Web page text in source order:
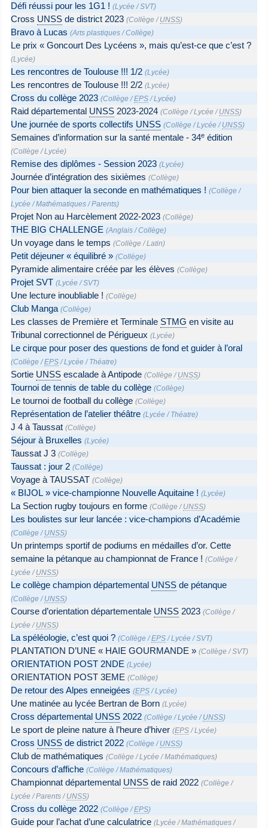
Défi réussi pour les 1G1 ! (Lycée /SVT)
Cross UNSS de district 2023 (Collège / UNSS)
Bravo à Lucas (Arts plastiques /Collège)
Le prix « Goncourt Des Lycéens », mais qu’est-ce que c’est ?
(Lycée)
Les rencontres de Toulouse !!! 1/2 (Lycée)
Les rencontres de Toulouse !!! 2/2 (Lycée)
Cross du collège 2023 (Collège /EPS /Lycée)
Raid départemental UNSS 2023-2024 (Collège /Lycée / UNSS)
Une journée de sports collectifs UNSS (Collège /Lycée / UNSS)
Semaines d’information sur la santé mentale - 34e édition
(Collège /Lycée)
Remise des diplômes - Session 2023 (Lycée)
Journée d’intégration des sixièmes (Collège)
Pour bien attaquer la seconde en mathématiques ! (Collège /
Lycée /Mathématiques /Parents)
Projet Non au Harcèlement 2022-2023 (Collège)
THE BIG CHALLENGE (Anglais /Collège)
Un voyage dans le temps (Collège /Latin)
Petit déjeuner « équilibré » (Collège)
Pyramide alimentaire créée par les élèves (Collège)
Projet SVT (Lycée /SVT)
Une lecture inoubliable ! (Collège)
Club Manga (Collège)
Les classes de Première et Terminale STMG en visite au
Tribunal correctionnel de Périgueux (Lycée)
Le cirque pour poser des questions de fond et guider à l’oral
(Collège /EPS /Lycée / Théatre)
Sortie UNSS escalade à Antipode (Collège / UNSS)
Tournoi de tennis de table du collège (Collège)
Le tournoi de football du collège (Collège)
Représentation de l’atelier théâtre (Lycée / Théatre)
J 4 à Taussat (Collège)
Séjour à Bruxelles (Lycée)
Taussat J 3 (Collège)
Taussat : jour 2 (Collège)
Voyage à TAUSSAT (Collège)
« BIJOL » vice-championne Nouvelle Aquitaine ! (Lycée)
La Section rugby toujours en forme (Collège / UNSS)
Les boulistes sur leur lancée : vice-champions d’Académie
(Collège / UNSS)
Un printemps sportif de podiums en médailles d’or. Cette
semaine la pétanque au championnat de France ! (Collège /
Lycée / UNSS)
Le collège champion départemental UNSS de pétanque
(Collège / UNSS)
Course d’orientation départementale UNSS 2023 (Collège /
Lycée / UNSS)
La spéléologie, c’est quoi ? (Collège /EPS /Lycée /SVT)
PLANTATION D’UNE « HAIE GOURMANDE » (Collège /SVT)
ORIENTATION POST 2NDE (Lycée)
ORIENTATION POST 3EME (Collège)
De retour des Alpes enneigées (EPS /Lycée)
Une matinée au lycée Bertran de Born (Lycée)
Cross départemental UNSS 2022 (Collège /Lycée / UNSS)
Le sport de pleine nature à l’heure d’hiver (EPS /Lycée)
Cross UNSS de district 2022 (Collège / UNSS)
Club de mathématiques (Collège /Lycée /Mathématiques)
Concours d’affiche (Collège /Mathématiques)
Championnat départemental UNSS de raid 2022 (Collège /
Lycée /Parents / UNSS)
Cross du collège 2022 (Collège /EPS)
Guide pour l’achat d’une calculatrice (Lycée /Mathématiques /